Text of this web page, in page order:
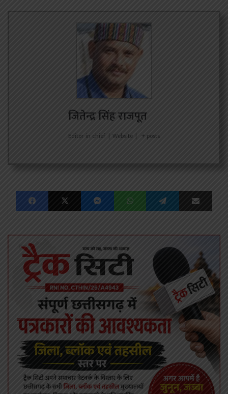
जितेन्द्र सिंह राजपूत
Editor in chief | Website | + posts
FacebookX MessengerWhatsAppTelegram Share via Email